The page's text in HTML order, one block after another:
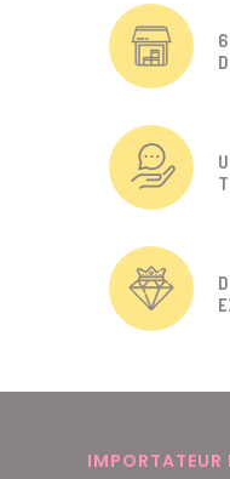
IMPORTATEUR